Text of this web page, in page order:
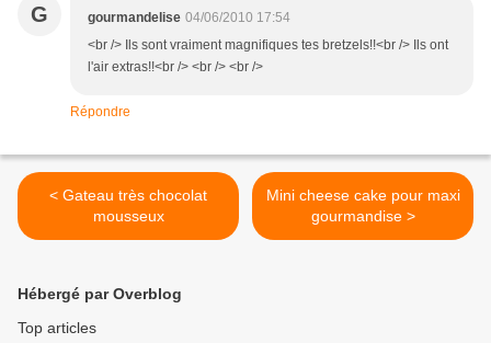
G gourmandelise 04/06/2010 17:54
<br /> Ils sont vraiment magnifiques tes bretzels!!<br /> Ils ont
l'air extras!!<br /> <br /> <br />
Répondre
< Gateau très chocolat
mousseux
Mini cheese cake pour maxi
gourmandise >
Hébergé par Overblog
Top articles